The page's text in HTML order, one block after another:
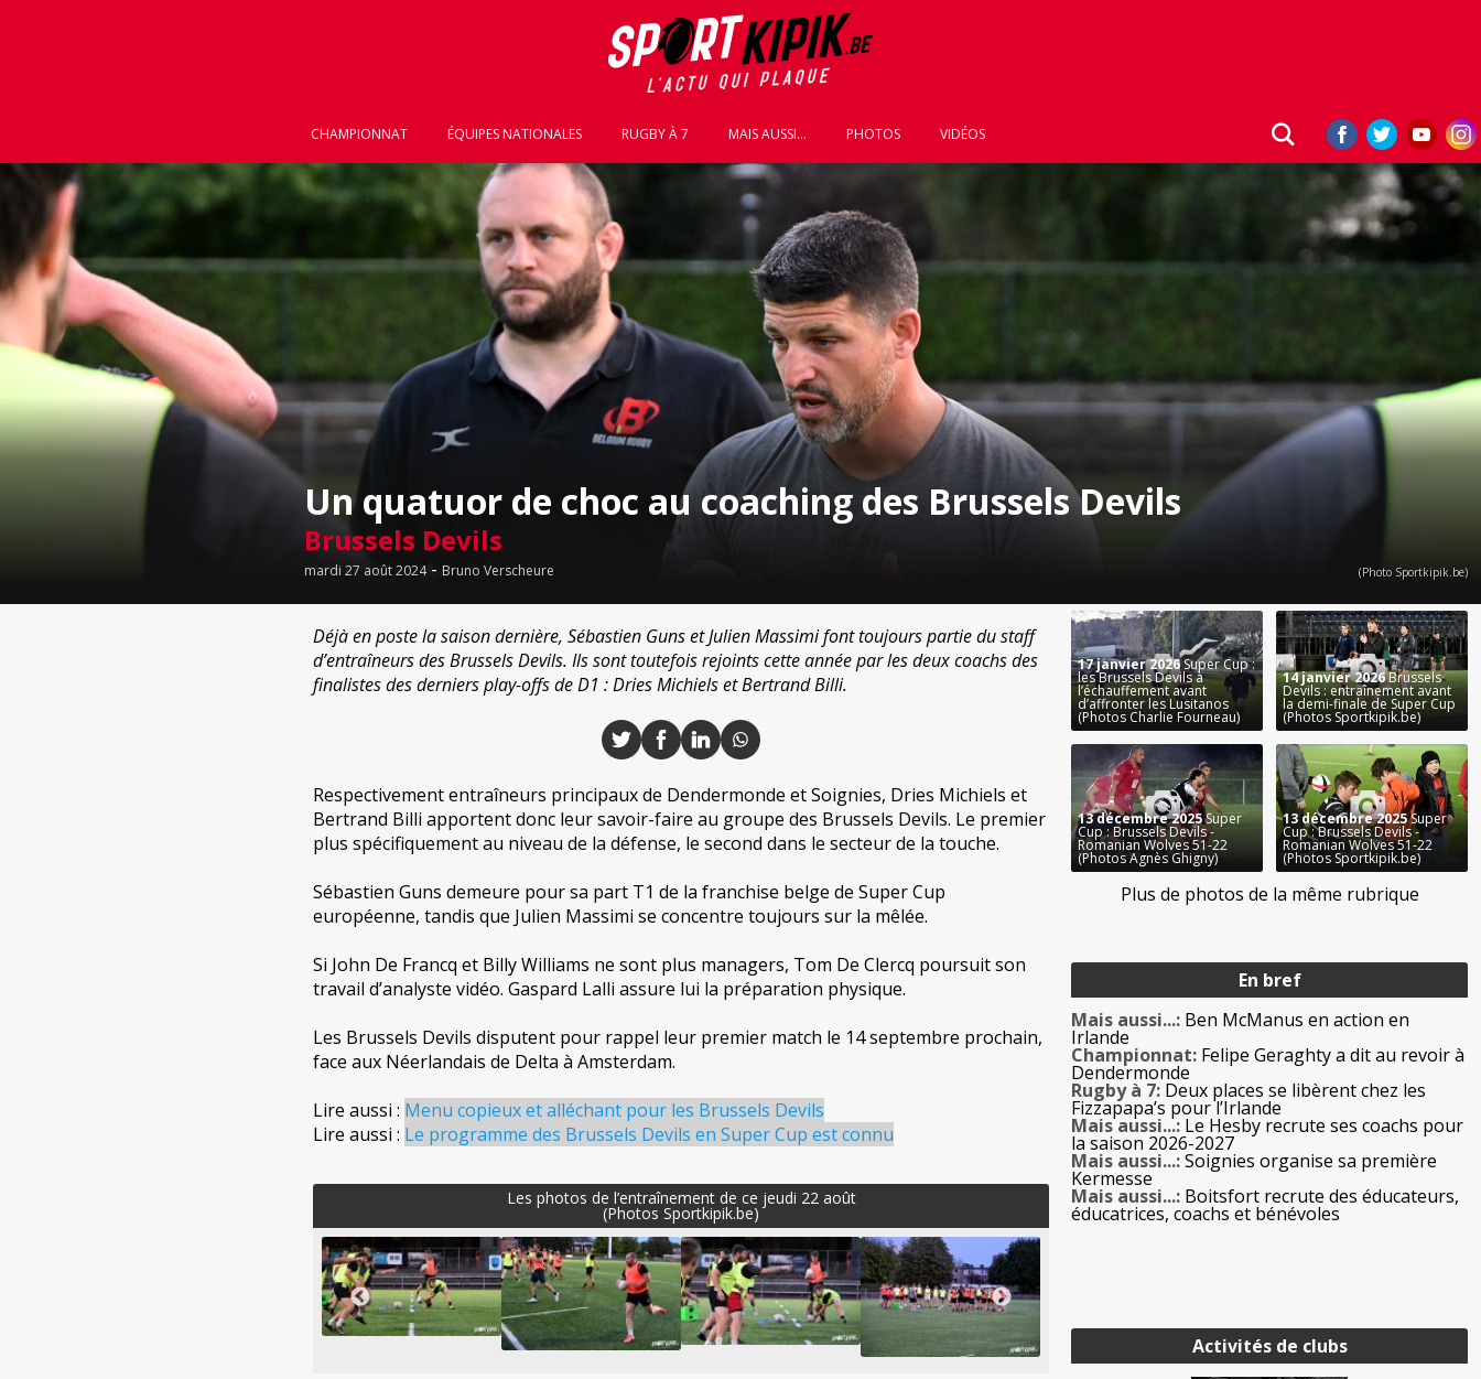
CHAMPIONNAT ÉQUIPES NATIONALES RUGBY À 7 MAIS AUSSI... PHOTOS VIDÉOS
Un quatuor de choc au coaching des Brussels Devils
Brussels Devils
mardi 27 août 2024- Bruno Verscheure (Photo Sportkipik.be)
Déjà en poste la saison dernière, Sébastien Guns et Julien Massimi font toujours partie du staff
d’entraîneurs des Brussels Devils. Ils sont toutefois rejoints cette année par les deux coachs des
finalistes des derniers play-offs de D1 : Dries Michiels et Bertrand Billi.
Respectivement entraîneurs principaux de Dendermonde et Soignies, Dries Michiels et
Bertrand Billi apportent donc leur savoir-faire au groupe des Brussels Devils. Le premier
plus spécifiquement au niveau de la défense, le second dans le secteur de la touche.
Sébastien Guns demeure pour sa part T1 de la franchise belge de Super Cup
européenne, tandis que Julien Massimi se concentre toujours sur la mêlée.
Si John De Francq et Billy Williams ne sont plus managers, Tom De Clercq poursuit son
travail d’analyste vidéo. Gaspard Lalli assure lui la préparation physique.
Les Brussels Devils disputent pour rappel leur premier match le 14 septembre prochain,
face aux Néerlandais de Delta à Amsterdam.
Lire aussi : Menu copieux et alléchant pour les Brussels Devils
Lire aussi : Le programme des Brussels Devils en Super Cup est connu
Les photos de l’entraînement de ce jeudi 22 août
(Photos Sportkipik.be)
En bref
Mais aussi...: Ben McManus en action en
Irlande
Championnat: Felipe Geraghty a dit au revoir à
Dendermonde
Rugby à 7: Deux places se libèrent chez les
Fizzapapa’s pour l’Irlande
Mais aussi...: Le Hesby recrute ses coachs pour
la saison 2026-2027
Mais aussi...:Soignies organise sa première
Kermesse
Mais aussi...: Boitsfort recrute des éducateurs,
éducatrices, coachs et bénévoles
Activités de clubs
17 janvier 2026Super Cup :
les Brussels Devils à
l’échauffement avant
d’affronter les Lusitanos
(Photos Charlie Fourneau)
14 janvier 2026Brussels
Devils : entraînement avant
la demi-finale de Super Cup
(Photos Sportkipik.be)
13 décembre 2025Super
Cup : Brussels Devils -
Romanian Wolves 51-22
(Photos Agnès Ghigny)
13 décembre 2025Super
Cup : Brussels Devils -
Romanian Wolves 51-22
(Photos Sportkipik.be)
Plus de photos de la même rubrique